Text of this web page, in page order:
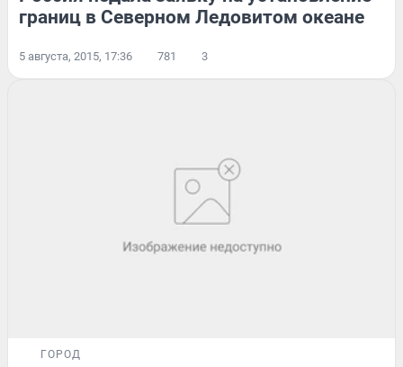
границ в Северном Ледовитом океане
5 августа, 2015, 17:36 781 3
ГОРОД